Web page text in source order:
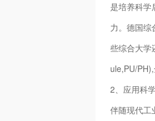
是培养科学
力。德国综
些综合大学
ule,PU/
2、应用科
伴随现代工